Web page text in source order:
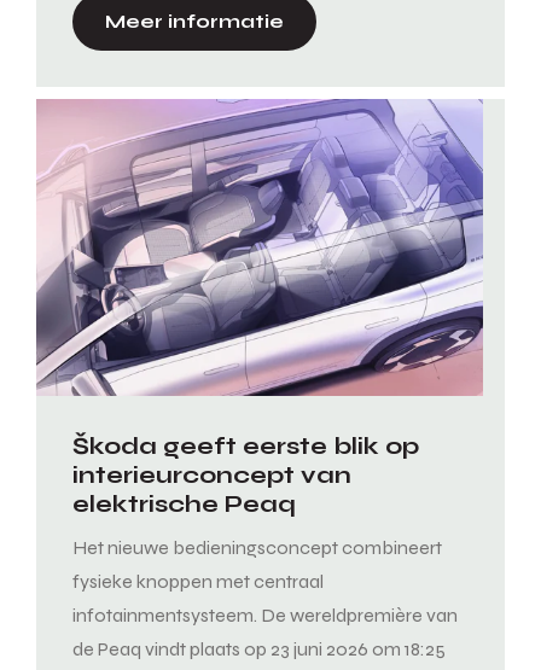
Meer informatie
Škoda geeft eerste blik op
interieurconcept van
elektrische Peaq
Het nieuwe bedieningsconcept combineert
fysieke knoppen met centraal
infotainmentsysteem. De wereldpremière van
de Peaq vindt plaats op 23 juni 2026 om 18:25